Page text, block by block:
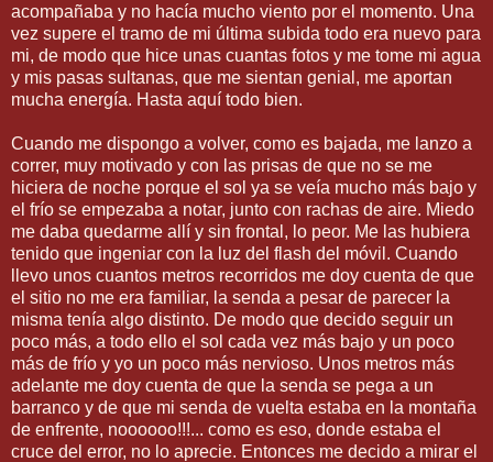
acompañaba y no hacía mucho viento por el momento. Una
vez supere el tramo de mi última subida todo era nuevo para
mi, de modo que hice unas cuantas fotos y me tome mi agua
y mis pasas sultanas, que me sientan genial, me aportan
mucha energía. Hasta aquí todo bien.
Cuando me dispongo a volver, como es bajada, me lanzo a
correr, muy motivado y con las prisas de que no se me
hiciera de noche porque el sol ya se veía mucho más bajo y
el frío se empezaba a notar, junto con rachas de aire. Miedo
me daba quedarme allí y sin frontal, lo peor. Me las hubiera
tenido que ingeniar con la luz del flash del móvil. Cuando
llevo unos cuantos metros recorridos me doy cuenta de que
el sitio no me era familiar, la senda a pesar de parecer la
misma tenía algo distinto. De modo que decido seguir un
poco más, a todo ello el sol cada vez más bajo y un poco
más de frío y yo un poco más nervioso. Unos metros más
adelante me doy cuenta de que la senda se pega a un
barranco y de que mi senda de vuelta estaba en la montaña
de enfrente, noooooo!!!... como es eso, donde estaba el
cruce del error, no lo aprecie. Entonces me decido a mirar el